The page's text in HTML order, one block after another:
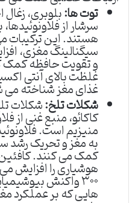
توت ها:بلوبری،
سرشار از
هستند. این ترکیبات
سیگنالینگ مغزی،
و تقویت حافظه کمک
غلظت بالای آنتی
غذای مغز شناخته
شکلات تلخ:
کاکائو، منبع غنی از
منیزیم است.
به مغز و تحریک
کمک می کنند.
هوشیاری را افزایش
۳۰۰ واکنش
هایی که بر عملکرد